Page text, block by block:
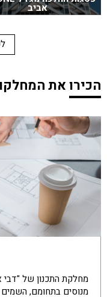
אביב
הכירו את
מחלקת התכנון של "דבי
מנוסים בתחומם, השמים